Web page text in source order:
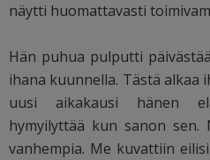
näytti huomattavasti
Hän puhua pulputti
ihana kuunnella. Tästä alkaa
uusi aikakausi hänen
hymyilyttää kun sanon
vanhempia. Me kuvattiin